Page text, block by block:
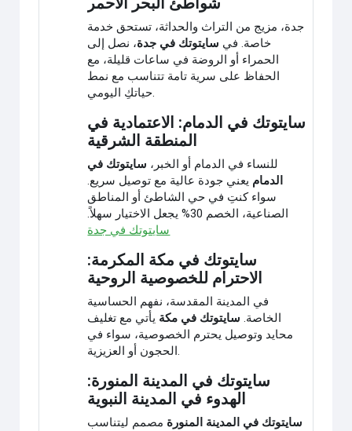
شواطئ البحر الأحمر
جدة، مزيج من التراث والحداثة، تستحق خدمة
خاصة. في سايتوتك في جدة، نصل إلى
الحمراء أو الروضة في ساعات قليلة، مع
الحفاظ على سرية تامة تتناسب مع نمط
حياتكِ اليومي.
سايتوتك في الدمام: الاعتمادية في
المنطقة الشرقية
للنساء في الدمام أو الخبر، سايتوتك في
الدمام يعني جودة عالية مع توصيل سريع.
سواء كنتِ في حي الشاطئ أو المناطق
الصناعية، الخصم 30% يجعل الاختيار سهلاً.
سايتوتك في جدة
سايتوتك في مكة المكرمة:
الاحترام للخصوصية الروحية
في المدينة المقدسة، نفهم الحساسية
الخاصة. سايتوتك في مكة يأتي مع تغليف
محايد وتوصيل يحترم الخصوصية، سواء في
الحجون أو العزيزية.
سايتوتك في المدينة المنورة:
الهدوء في المدينة النبوية
سايتوتك في المدينة المنورة مصمم ليتناسب